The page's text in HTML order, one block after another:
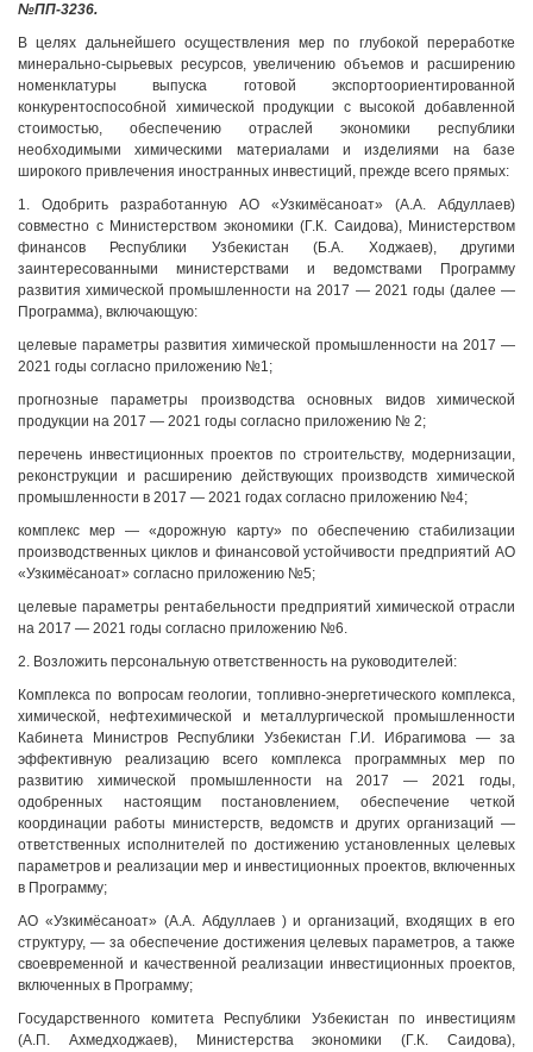
№ПП-3236.
В целях дальнейшего осуществления мер по глубокой переработке
минерально-сырьевых ресурсов, увеличению объемов и расширению
номенклатуры выпуска готовой экспортоориентированной
конкурентоспособной химической продукции с высокой добавленной
стоимостью, обеспечению отраслей экономики республики
необходимыми химическими материалами и изделиями на базе
широкого привлечения иностранных инвестиций, прежде всего прямых:
1. Одобрить разработанную АО «Узкимёсаноат» (А.А. Абдуллаев)
совместно с Министерством экономики (Г.К. Саидова), Министерством
финансов Республики Узбекистан (Б.А. Ходжаев), другими
заинтересованными министерствами и ведомствами Программу
развития химической промышленности на 2017 — 2021 годы (далее —
Программа), включающую:
целевые параметры развития химической промышленности на 2017 —
2021 годы согласно приложению №1;
прогнозные параметры производства основных видов химической
продукции на 2017 — 2021 годы согласно приложению № 2;
перечень инвестиционных проектов по строительству, модернизации,
реконструкции и расширению действующих производств химической
промышленности в 2017 — 2021 годах согласно приложению №4;
комплекс мер — «дорожную карту» по обеспечению стабилизации
производственных циклов и финансовой устойчивости предприятий АО
«Узкимёсаноат» согласно приложению №5;
целевые параметры рентабельности предприятий химической отрасли
на 2017 — 2021 годы согласно приложению №6.
2. Возложить персональную ответственность на руководителей:
Комплекса по вопросам геологии, топливно-энергетического комплекса,
химической, нефтехимической и металлургической промышленности
Кабинета Министров Республики Узбекистан Г.И. Ибрагимова — за
эффективную реализацию всего комплекса программных мер по
развитию химической промышленности на 2017 — 2021 годы,
одобренных настоящим постановлением, обеспечение четкой
координации работы министерств, ведомств и других организаций —
ответственных исполнителей по достижению установленных целевых
параметров и реализации мер и инвестиционных проектов, включенных
в Программу;
АО «Узкимёсаноат» (А.А. Абдуллаев ) и организаций, входящих в его
структуру, — за обеспечение достижения целевых параметров, а также
своевременной и качественной реализации инвестиционных проектов,
включенных в Программу;
Государственного комитета Республики Узбекистан по инвестициям
(А.П. Ахмедходжаев), Министерства экономики (Г.К. Саидова),